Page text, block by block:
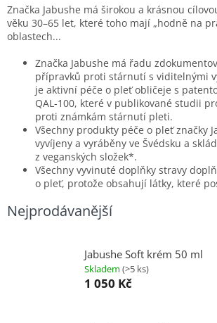
Značka Jabushe má širokou a krásnou
věku 30–65 let, které toho mají „hodně na
oblastech...
Značka Jabushe má řadu
přípravků proti stárnutí s viditelnými
je aktivní péče o pleť obličeje s
QAL-100, které v publikované studii
proti známkám stárnutí pleti.
Všechny produkty péče o pleť značky
vyvíjeny a vyráběny ve Švédsku a
z veganských složek*.
Všechny vyvinuté doplňky stravy
o pleť, protože obsahují látky, které
Nejprodávanější
Jabushe Soft krém 50 ml
Skladem (>5 ks)
1 050 Kč